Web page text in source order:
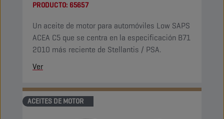
PRODUCTO: 65657
Un aceite de motor para automóviles Low SAPS
ACEA C5 que se centra en la especificación B71
2010 más reciente de Stellantis / PSA.
Ver
ACEITES DE MOTOR